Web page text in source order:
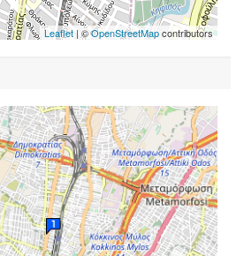
Leaflet | ©OpenStreetMapcontributors